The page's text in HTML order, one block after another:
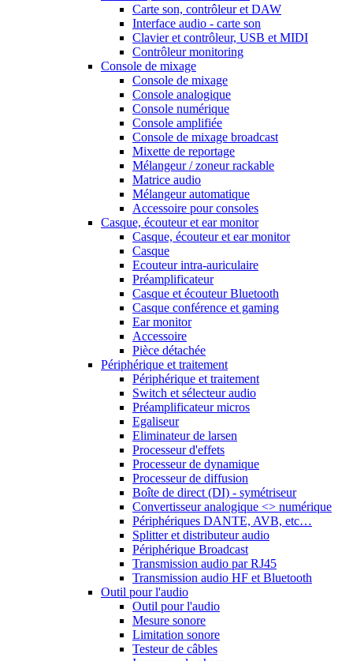
Carte son, contrôleur et DAW
Interface audio - carte son
Clavier et contrôleur, USB et MIDI
Contrôleur monitoring
Console de mixage
Console de mixage
Console analogique
Console numérique
Console amplifiée
Console de mixage broadcast
Mixette de reportage
Mélangeur / zoneur rackable
Matrice audio
Mélangeur automatique
Accessoire pour consoles
Casque, écouteur et ear monitor
Casque, écouteur et ear monitor
Casque
Ecouteur intra-auriculaire
Préamplificateur
Casque et écouteur Bluetooth
Casque conférence et gaming
Ear monitor
Accessoire
Pièce détachée
Périphérique et traitement
Périphérique et traitement
Switch et sélecteur audio
Préamplificateur micros
Egaliseur
Eliminateur de larsen
Processeur d'effets
Processeur de dynamique
Processeur de diffusion
Boîte de direct (DI) - symétriseur
Convertisseur analogique <> numérique
Périphériques DANTE, AVB, etc…
Splitter et distributeur audio
Périphérique Broadcast
Transmission audio par RJ45
Transmission audio HF et Bluetooth
Outil pour l'audio
Outil pour l'audio
Mesure sonore
Limitation sonore
Testeur de câbles